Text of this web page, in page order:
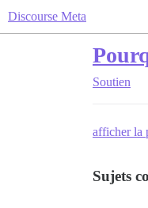
Discourse Meta
Soutien
afficher la
Sujets